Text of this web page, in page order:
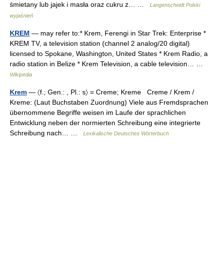
śmietany lub jajek i masła oraz cukru z… …
Langenscheidt Polski
wyjaśnień
KREM — may refer to:* Krem, Ferengi in Star Trek: Enterprise *
KREM TV, a television station (channel 2 analog/20 digital)
licensed to Spokane, Washington, United States * Krem Radio, a
radio station in Belize * Krem Television, a cable television… …
Wikipedia
Krem — 〈f.; Gen.: , Pl.: s〉 = Creme; Kreme Creme / Krem /
Kreme: (Laut Buchstaben Zuordnung) Viele aus Fremdsprachen
übernommene Begriffe weisen im Laufe der sprachlichen
Entwicklung neben der normierten Schreibung eine integrierte
Schreibung nach… …
Lexikalische Deutsches Wörterbuch